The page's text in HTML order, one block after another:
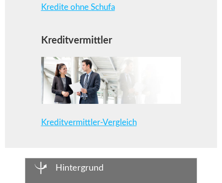
Kredite ohne Schufa
Kreditvermittler
Kreditvermittler-Vergleich
Hintergrund